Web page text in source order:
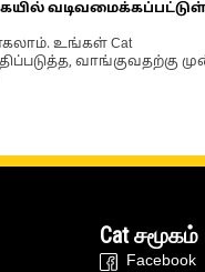
உங்கள் Cat
வாங்குவதற்கு
Cat சமூகம்
Facebook